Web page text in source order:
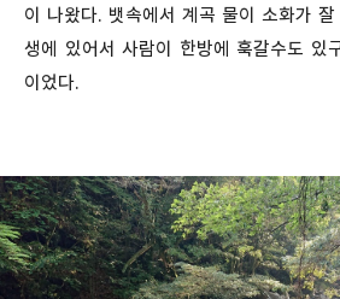
이 나왔다. 뱃속에서 계곡 물이 소화가
생에 있어서 사람이 한방에 훅갈수도 있
이었다.